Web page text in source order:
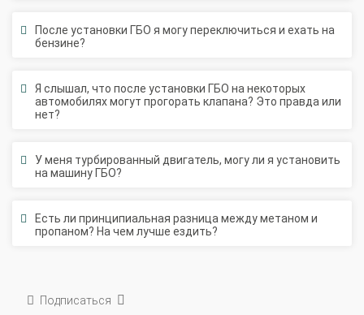
бензине?
автомобилях могут прогорать клапана? Это правда или
нет?
на машину ГБО?
пропаном? На чем лучше ездить?